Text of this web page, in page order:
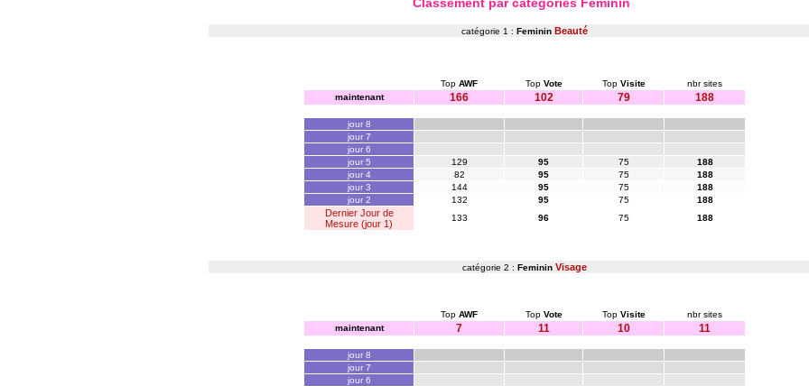
catégorie 1 : Feminin Beauté
Top AWF Top Vote Top Visite
nbr sites
maintenant
166 102 79 188
jour 8
jour 7
jour 6
jour 5
129 95 75
188
jour 4
82 95 75
188
jour 3
144 95 75
188
jour 2
132 95 75 188
Dernier Jour de
Mesure (jour 1)
133 96 75 188
catégorie 2 : Feminin Visage
Top AWF Top Vote Top Visite
nbr sites
maintenant
7 11 10 11
jour 8
jour 7
jour 6